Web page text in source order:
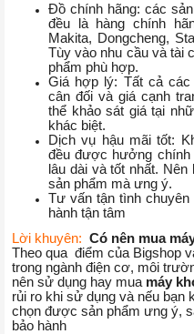
Đồ chính hãng: các
đều là hàng chính
Makita, Dongcheng,
Tùy vào nhu cầu và tài
phẩm phù hợp.
Giá hợp lý: Tất cả các
cân đối và giá cạnh
thể khảo sát giá tại
khác biệt.
Dịch vụ hậu mãi tốt:
đều được hưởng chính
lâu dài và tốt nhất.
sản phẩm mà ưng ý.
Tư vấn tận tình chuyên
hành tận tâm
Lời khuyên: Có nên mua
Theo qua điểm của Bigshop
trong ngành điện cơ, môi
nên sử dụng hay mua máy
rủi ro khi sử dụng và nếu bạn
chọn được sản phẩm ưng ý,
bảo hành